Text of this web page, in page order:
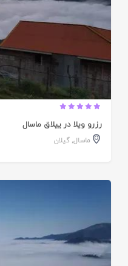
رزرو ویلا در ییلاق ماسال
ماسال,گیلان